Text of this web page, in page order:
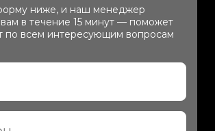
ниже, и наш менеджер
в течение 15 минут — поможет
по всем интересующим вопросам